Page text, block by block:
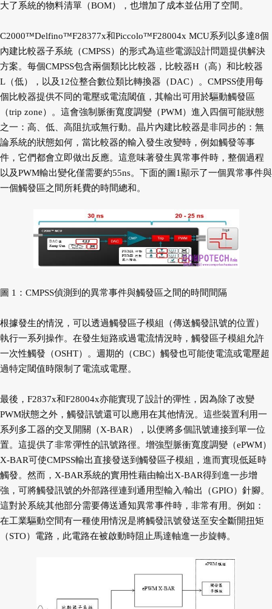
大了系統的物料清單（BOM），也增加了成本並佔用了空間。
C2000™Delfino™F28377x和Piccolo™F28004x MCU系列以多達8個
內建比較器子系統（CMPSS）的形式為這些電源設計問題提供解決
方案。每個CMPSS包含兩個類比比較器，比較器H（高）和比較器
L（低），以及12位整合數位類比轉換器（DAC）。CMPSS使用每
個比較器提供不同的電壓或電流閾值，其輸出可用於驅動觸發區
（trip zone）。這會強制脈衝寬度調變（PWM）進入四個可能狀態
之一：高、低、高阻抗或無行動。晶片內建比較器是非同步的：無
論系統的狀態如何，當比較器的輸入發生改變時，例如觸發等事
件，它們都會立即做出反應。這意味著發生異常事件時，整個過程
以及PWM輸出變化僅需要約55ns。下面的圖1顯示了一個異常事件與
一個觸發區之間所耗費的時間總和。
圖 1：CMPSS偵測到的異常事件與觸發區之間的時間間隔
根據發生的情況，可以透過觸發區子模組（傳送觸發訊號的位置）
執行一系列操作。在發生短路或過電流情況時，觸發區子模組允許
一次性觸發（OSHT）。週期的（CBC）觸發也可能使電流或電壓超
過特定閾值時限制了電流或電壓。
最後，F2837x和F28004x亦能實現了設計的彈性，因為除了改變
PWM狀態之外，觸發訊號還可以應用在其他情況。這些裝置利用一
系列多工器的交叉開關（X-BAR），以便將多個訊號連接到單一位
置。這提供了非常彈性的訊號路徑。增強型脈衝寬度調變（ePWM）
X-BAR可使CMPSS輸出直接發送到觸發區子模組，進而實現低延時
觸發。然而，X-BAR系統的實用性藉由輸出X-BAR得到進一步增
強，可將觸發訊號的外部路徑連到通用型輸入/輸出（GPIO）針腳。
這對於系統其他部分需要傳送通知異常事件時，非常有用。例如：
在工業驅動空間有一種使用情況是將觸發訊號發送至安全斷開扭矩
（STO）電路，此電路在被啟動時阻止馬達軸進一步旋轉。